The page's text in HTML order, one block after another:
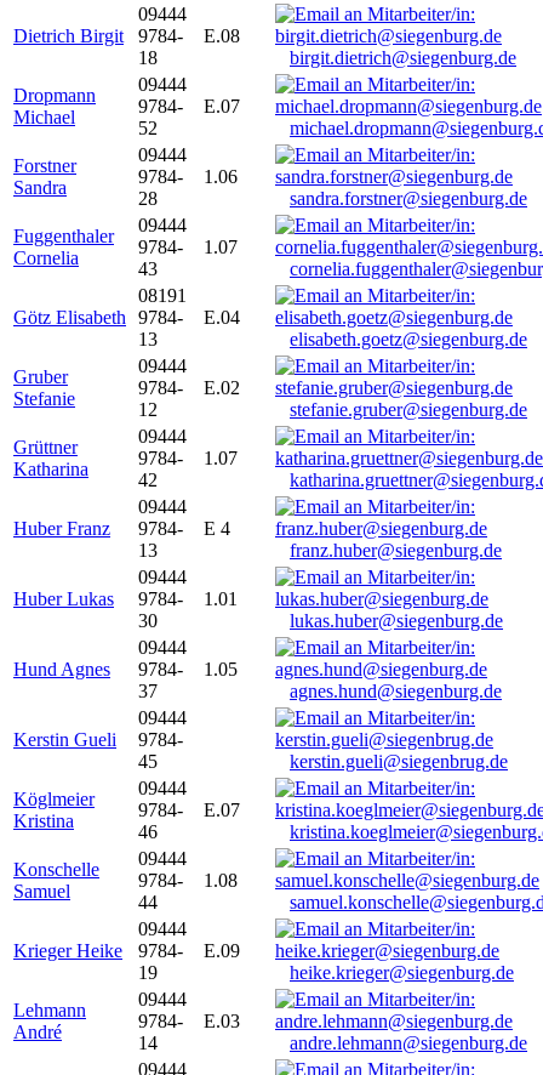
Dietrich Birgit
09444
9784-
18
E.08
birgit.dietrich@siegenburg.de
Dropmann
Michael
09444
9784-
52
E.07
Forstner
Sandra
09444
9784-
28
1.06
sandra.forstner@siegenburg.de
Fuggenthaler
Cornelia
09444
9784-
43
1.07
Götz Elisabeth
08191
9784-
13
E.04
elisabeth.goetz@siegenburg.de
Gruber
Stefanie
09444
9784-
12
E.02
stefanie.gruber@siegenburg.de
Grüttner
Katharina
09444
9784-
42
1.07
Huber Franz
09444
9784-
13
E 4
franz.huber@siegenburg.de
Huber Lukas
09444
9784-
30
1.01
lukas.huber@siegenburg.de
Hund Agnes
09444
9784-
37
1.05
agnes.hund@siegenburg.de
Kerstin Gueli
09444
9784-
45
kerstin.gueli@siegenbrug.de
Köglmeier
Kristina
09444
9784-
46
E.07
Konschelle
Samuel
09444
9784-
44
1.08
Krieger Heike
09444
9784-
19
E.09
heike.krieger@siegenburg.de
Lehmann
André
09444
9784-
14
E.03
andre.lehmann@siegenburg.de
09444